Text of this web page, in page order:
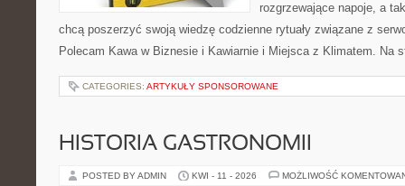
rozgrzewające napoje, a
chcą poszerzyć swoją wiedzę codzienne rytuały związane z
Polecam Kawa w Biznesie i Kawiarnie i Miejsca z Klimatem. Na
CATEGORIES: ARTYKUŁY SPONSOROWANE
HISTORIA GASTRONOMII
POSTED BY ADMIN KWI - 11 - 2026 MOŻLIWOŚĆ